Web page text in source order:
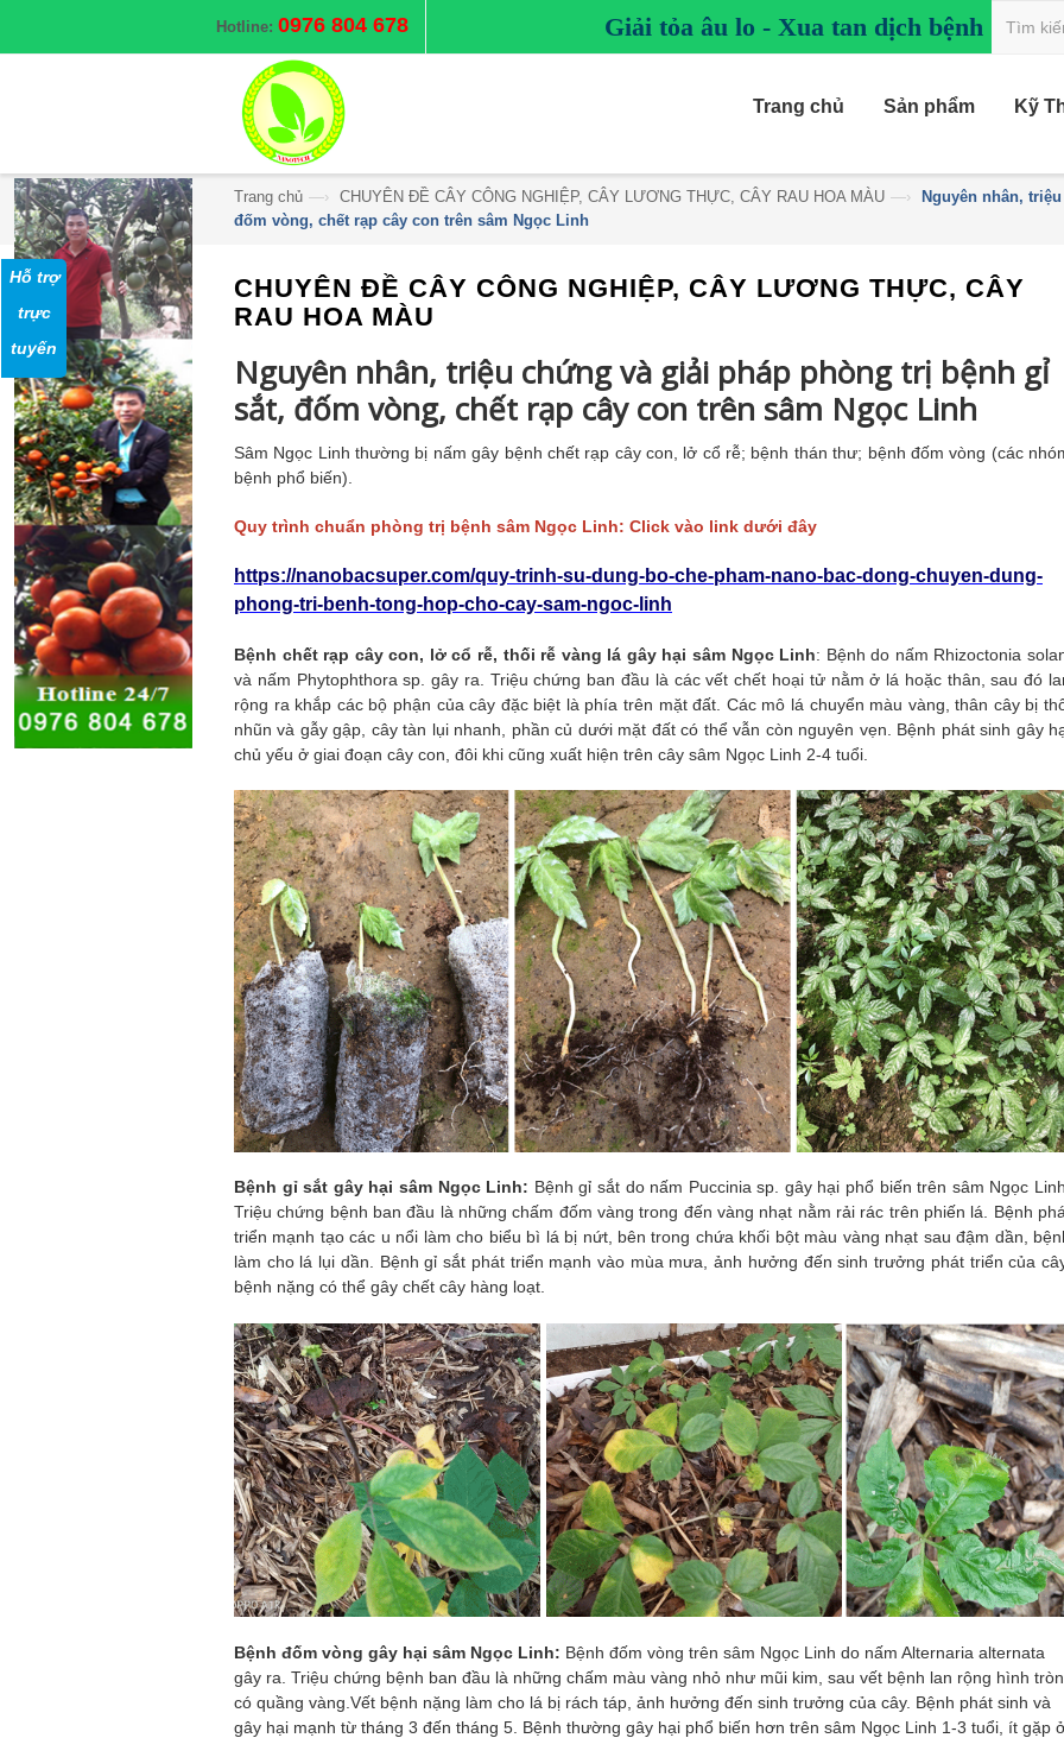
Hỗ trợ
trực
tuyến
Hotline: 0976 804 678 Giải tỏa âu lo - Xua tan dịch bệnh
Trang chủ Sản phẩm Kỹ
Trang chủ —› CHUYÊN ĐỀ CÂY CÔNG NGHIỆP, CÂY LƯƠNG THỰC, CÂY RAU HOA MÀU —›
Nguyên nhân,
đốm vòng, chết rạp cây con trên sâm Ngọc Linh
CHUYÊN ĐỀ CÂY CÔNG NGHIỆP, CÂY LƯƠNG THỰC, CÂY
RAU HOA MÀU
Nguyên nhân, triệu chứng và giải pháp phòng trị bệnh gỉ
sắt, đốm vòng, chết rạp cây con trên sâm Ngọc Linh
Sâm Ngọc Linh thường bị nấm gây bệnh chết rạp cây con, lở cổ rễ; bệnh thán thư; bệnh đốm vòng (các
bệnh phổ biến).
Quy trình chuẩn phòng trị bệnh sâm Ngọc Linh: Click vào link dưới đây
https://nanobacsuper.com/quy-trinh-su-dung-bo-che-pham-nano-bac-dong-chuyen-dung-
phong-tri-benh-tong-hop-cho-cay-sam-ngoc-linh
Bệnh chết rạp cây con, lở cổ rễ, thối rễ vàng lá gây hại sâm Ngọc Linh: Bệnh do nấm Rhizoctonia
và nấm Phytophthora sp. gây ra. Triệu chứng ban đầu là các vết chết hoại tử nằm ở lá hoặc thân, sau đó
rộng ra khắp các bộ phận của cây đặc biệt là phía trên mặt đất. Các mô lá chuyển màu vàng, thân cây bị
nhũn và gẫy gập, cây tàn lụi nhanh, phần củ dưới mặt đất có thể vẫn còn nguyên vẹn. Bệnh phát sinh gây
chủ yếu ở giai đoạn cây con, đôi khi cũng xuất hiện trên cây sâm Ngọc Linh 2-4 tuổi
Bệnh gỉ sắt gây hại sâm Ngọc Linh: Bệnh gỉ sắt do nấm Puccinia sp. gây hại phổ biến trên sâm Ngọc
Triệu chứng bệnh ban đầu là những chấm đốm vàng trong đến vàng nhạt nằm rải rác trên phiến lá. Bệnh
triển mạnh tạo các u nổi làm cho biểu bì lá bị nứt, bên trong chứa khối bột màu vàng nhạt sau đậm dần,
làm cho lá lụi dần. Bệnh gỉ sắt phát triển mạnh vào mùa mưa, ảnh hưởng đến sinh trưởng phát triển của
bệnh nặng có thể gây chết cây hàng loạt.
Bệnh đốm vòng gây hại sâm Ngọc Linh: Bệnh đốm vòng trên sâm Ngọc Linh do nấm Alternaria alternata
gây ra. Triệu chứng bệnh ban đầu là những chấm màu vàng nhỏ như mũi kim, sau vết bệnh lan rộng hình tròn
có quầng vàng.Vết bệnh nặng làm cho lá bị rách táp, ảnh hưởng đến sinh trưởng của cây. Bệnh phát sinh và
gây hại mạnh từ tháng 3 đến tháng 5. Bệnh thường gây hại phổ biến hơn trên sâm Ngọc Linh 1-3 tuổi, ít gặp